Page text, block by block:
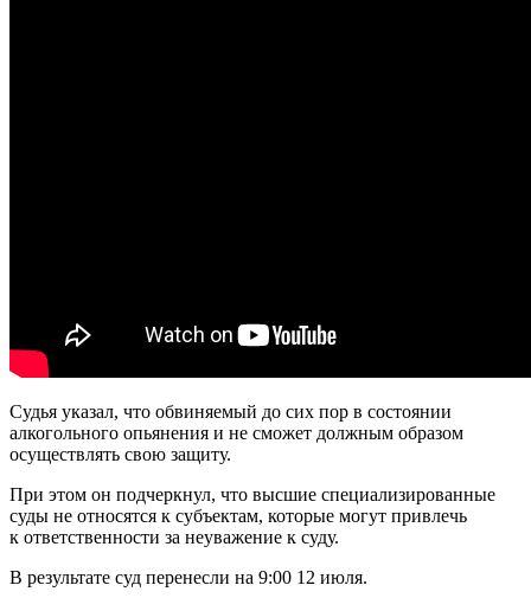
Судья указал, что обвиняемый до сих пор в состоянии
алкогольного опьянения и не сможет должным образом
осуществлять свою защиту.
При этом он подчеркнул, что высшие специализированные
суды не относятся к субъектам, которые могут привлечь
к ответственности за неуважение к суду.
В результате суд перенесли на 9:00 12 июля.